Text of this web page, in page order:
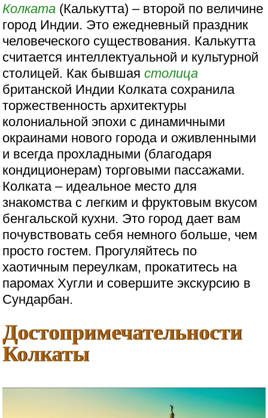
Колката (Калькутта) – второй по величине
город Индии. Это ежедневный праздник
человеческого существования. Калькутта
считается интеллектуальной и культурной
столицей. Как бывшаястолица
британской Индии Колката сохранила
торжественность архитектуры
колониальной эпохи с динамичными
окраинами нового города и оживленными
и всегда прохладными (благодаря
кондиционерам) торговыми пассажами.
Колката – идеальное место для
знакомства с легким и фруктовым вкусом
бенгальской кухни. Это город дает вам
почувствовать себя немного больше, чем
просто гостем. Прогуляйтесь по
хаотичным переулкам, прокатитесь на
паромах Хугли и совершите экскурсию в
Сундарбан.
Достопримечательности
Колкаты